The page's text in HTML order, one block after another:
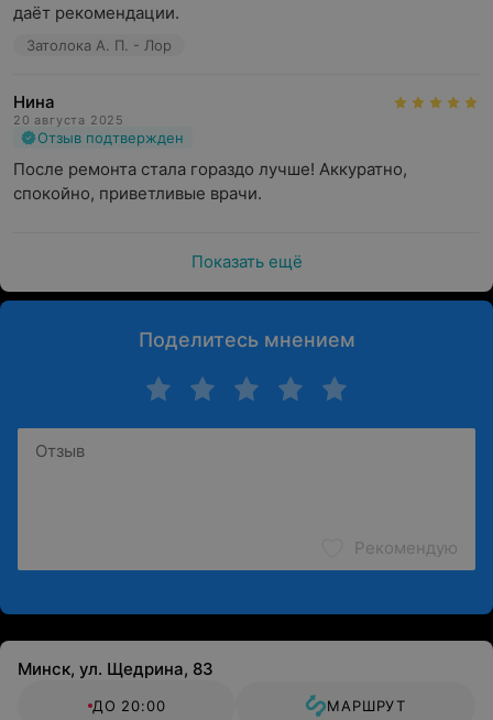
даёт рекомендации.
Затолока А. П. - Лор
Нина
20 августа 2025
Отзыв подтвержден
После ремонта стала гораздо лучше! Аккуратно,
спокойно, приветливые врачи.
Показать ещё
Поделитесь мнением
Рекомендую
Минск, ул. Щедрина, 83
ДО 20:00 МАРШРУТ